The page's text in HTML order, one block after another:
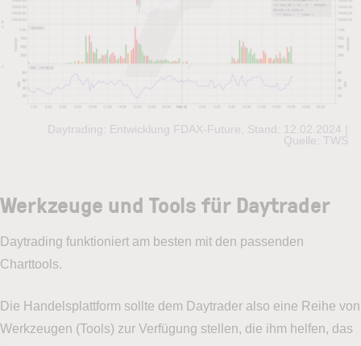
Daytrading: Entwicklung FDAX-Future, Stand: 12.02.2024 |
Quelle: TWS
Werkzeuge und Tools für Daytrader
Daytrading funktioniert am besten mit den passenden
Charttools.
Die Handelsplattform sollte dem Daytrader also eine Reihe von
Werkzeugen (Tools) zur Verfügung stellen, die ihm helfen, das